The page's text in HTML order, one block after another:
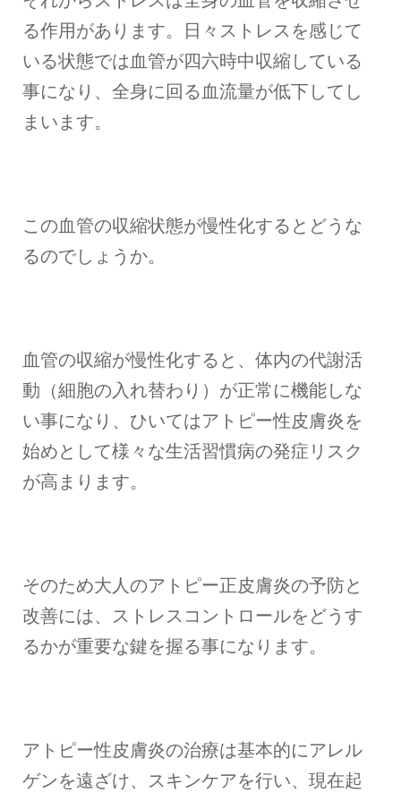
る作用があります。日々ストレスを感じて
いる状態では血管が四六時中収縮している
事になり、全身に回る血流量が低下してし
まいます。
この血管の収縮状態が慢性化するとどうな
るのでしょうか。
血管の収縮が慢性化すると、体内の代謝活
動（細胞の入れ替わり）が正常に機能しな
い事になり、ひいてはアトピー性皮膚炎を
始めとして様々な生活習慣病の発症リスク
が高まります。
そのため大人のアトピー正皮膚炎の予防と
改善には、ストレスコントロールをどうす
るかが重要な鍵を握る事になります。
アトピー性皮膚炎の治療は基本的にアレル
ゲンを遠ざけ、スキンケアを行い、現在起